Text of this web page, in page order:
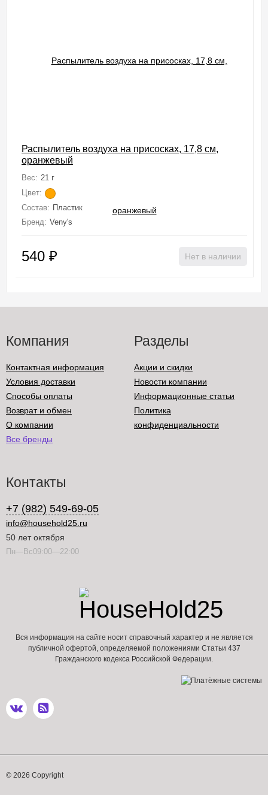
Распылитель воздуха на присосках, 17,8 см,
оранжевый
Вес: 21 г
Цвет:
Состав: Пластик
Бренд: Veny's
540 ₽ Нет в наличии
Компания
Контактная информация
Условия доставки
Способы оплаты
Возврат и обмен
О компании
Все бренды
Разделы
Акции и скидки
Новости компании
Информационные статьи
Политика
конфиденциальности
Контакты
+7 (982) 549-69-05
info@household25.ru
50 лет октября
Пн—Вс09:00—22:00
Вся информация на сайте носит справочный характер и не является
публичной офертой, определяемой положениями Статьи 437
Гражданского кодекса Российской Федерации.
© 2026 Copyright